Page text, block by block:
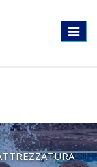
Toggle